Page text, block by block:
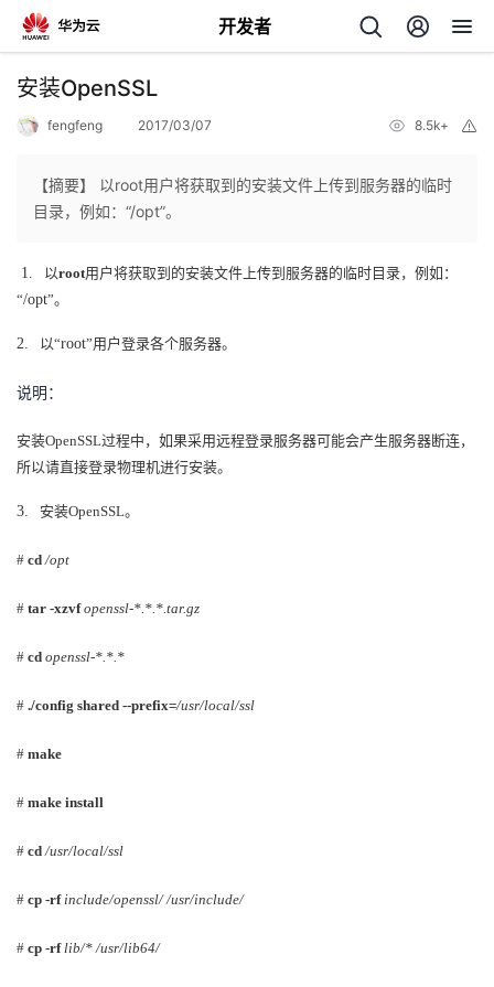
开发者
返
发
客论
坛
的
圈
子
我
的
直
播
我
的
活
动
我
的
关
我
的
我
安装OpenSSL
fengfeng 2017/03/07 8.5k+
【摘要】 以root用户将获取到的安装文件上传到服务器的临时
目录，例如：“/opt”。
1. 以root用户将获取到的安装文件上传到服务器的临时目录，例如：
“/opt”。
2. 以“root”用户登录各个服务器。
说明：
安装OpenSSL过程中，如果采用远程登录服务器可能会产生服务器断连，
所以请直接登录物理机进行安装。
3. 安装OpenSSL。
# cd/opt
# tar -xzvfopenssl-*.*.*.tar.gz
# cd openssl-*.*.*
# ./config shared --prefix=/usr/local/ssl
# make
# make install
# cd/usr/local/ssl
# cp -rfinclude/openssl/ /usr/include/
# cp -rflib/* /usr/lib64/